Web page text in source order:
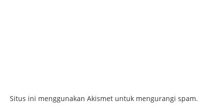
Situs ini menggunakan Akismet untuk mengurangi spam.